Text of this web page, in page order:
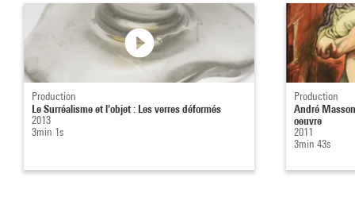
Production
Le Surréalisme et l'objet : Les verres déformés
2013
3min 1s
Production
André
oeuvre
2011
3min 43s